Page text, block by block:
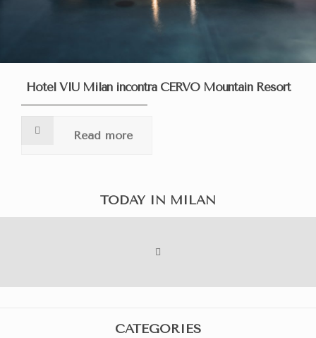
Hotel VIU Milan incontra CERVO Mountain Resort
Read more
TODAY IN MILAN
CATEGORIES